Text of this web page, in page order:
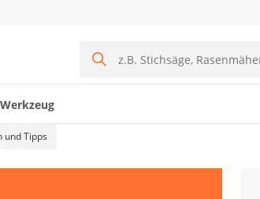
Werkzeug
und Tipps